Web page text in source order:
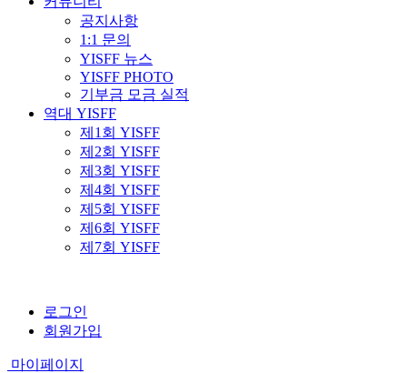
공지사항
1:1 문의
YISFF 뉴스
YISFF PHOTO
기부금 모금 실적
역대 YISFF
제1회 YISFF
제2회 YISFF
제3회 YISFF
제4회 YISFF
제5회 YISFF
제6회 YISFF
제7회 YISFF
로그인
회원가입
마이페이지